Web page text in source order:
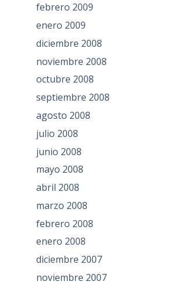
febrero 2009
enero 2009
diciembre 2008
noviembre 2008
octubre 2008
septiembre 2008
agosto 2008
julio 2008
junio 2008
mayo 2008
abril 2008
marzo 2008
febrero 2008
enero 2008
diciembre 2007
noviembre 2007